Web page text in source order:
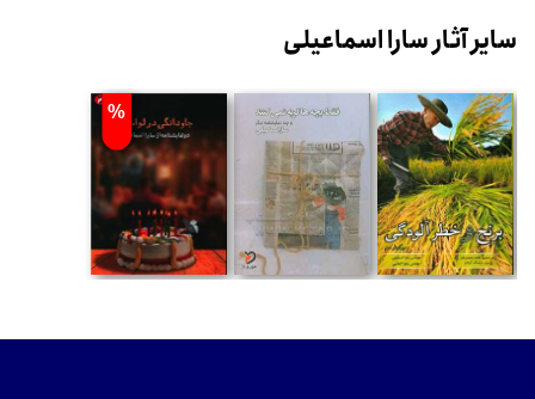
سایر آثار سارا اسماعیلی
%